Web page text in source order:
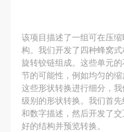
该项目描述了一组可在压
构。我们开发了四种蜂窝
旋转铰链组成。这些单元
节的可能性，例如均匀的
这些形状转换进行细分，
级别的形状转换。我们首
和数字描述，然后开发了
好的结构并预览转换。